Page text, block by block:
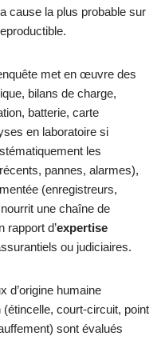
cause la plus probable sur
met en œuvre des
bilans de charge,
batterie, carte
en laboratoire si
les
pannes, alarmes),
(enregistreurs,
une chaîne de
rapport d’expertise
ou judiciaires.
d’origine humaine
(étincelle, court-circuit, point
sont évalués